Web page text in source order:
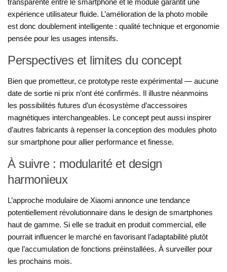
transparente entre le smartphone et le module garantit une
expérience utilisateur fluide. L’amélioration de la photo mobile
est donc doublement intelligente : qualité technique et ergonomie
pensée pour les usages intensifs.
Perspectives et limites du concept
Bien que prometteur, ce prototype reste expérimental — aucune
date de sortie ni prix n’ont été confirmés. Il illustre néanmoins
les possibilités futures d’un écosystème d’accessoires
magnétiques interchangeables. Le concept peut aussi inspirer
d’autres fabricants à repenser la conception des modules photo
sur smartphone pour allier performance et finesse.
À suivre : modularité et design
harmonieux
L’approche modulaire de Xiaomi annonce une tendance
potentiellement révolutionnaire dans le design de smartphones
haut de gamme. Si elle se traduit en produit commercial, elle
pourrait influencer le marché en favorisant l’adaptabilité plutôt
que l’accumulation de fonctions préinstallées. À surveiller pour
les prochains mois.